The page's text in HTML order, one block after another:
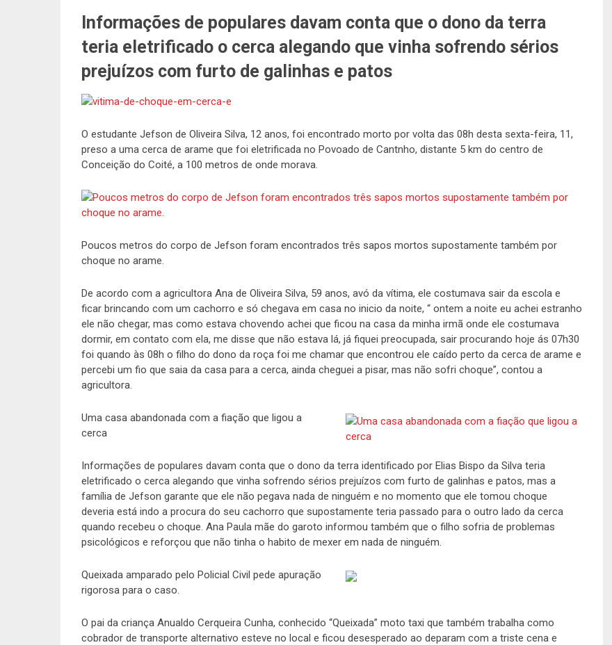
Informações de populares davam conta que o dono da terra
teria eletrificado o cerca alegando que vinha sofrendo sérios
prejuízos com furto de galinhas e patos
O estudante Jefson de Oliveira Silva, 12 anos, foi encontrado morto por volta das 08h desta sexta-feira, 11,
preso a uma cerca de arame que foi eletrificada no Povoado de Cantnho, distante 5 km do centro de
Conceição do Coité, a 100 metros de onde morava.
Poucos metros do corpo de Jefson foram encontrados três sapos mortos supostamente também por
choque no arame.
De acordo com a agricultora Ana de Oliveira Silva, 59 anos, avó da vítima, ele costumava sair da escola e
ficar brincando com um cachorro e só chegava em casa no inicio da noite, “ ontem a noite eu achei estranho
ele não chegar, mas como estava chovendo achei que ficou na casa da minha irmã onde ele costumava
dormir, em contato com ela, me disse que não estava lá, já fiquei preocupada, sair procurando hoje ás 07h30
foi quando às 08h o filho do dono da roça foi me chamar que encontrou ele caído perto da cerca de arame e
percebi um fio que saia da casa para a cerca, ainda cheguei a pisar, mas não sofri choque”, contou a
agricultora.
Uma casa abandonada com a fiação que ligou a
cerca
Informações de populares davam conta que o dono da terra identificado por Elias Bispo da Silva teria
eletrificado o cerca alegando que vinha sofrendo sérios prejuízos com furto de galinhas e patos, mas a
família de Jefson garante que ele não pegava nada de ninguém e no momento que ele tomou choque
deveria está indo a procura do seu cachorro que supostamente teria passado para o outro lado da cerca
quando recebeu o choque. Ana Paula mãe do garoto informou também que o filho sofria de problemas
psicológicos e reforçou que não tinha o habito de mexer em nada de ninguém.
Queixada amparado pelo Policial Civil pede apuração
rigorosa para o caso.
O pai da criança Anualdo Cerqueira Cunha, conhecido “Queixada” moto taxi que também trabalha como
cobrador de transporte alternativo esteve no local e ficou desesperado ao deparam com a triste cena e